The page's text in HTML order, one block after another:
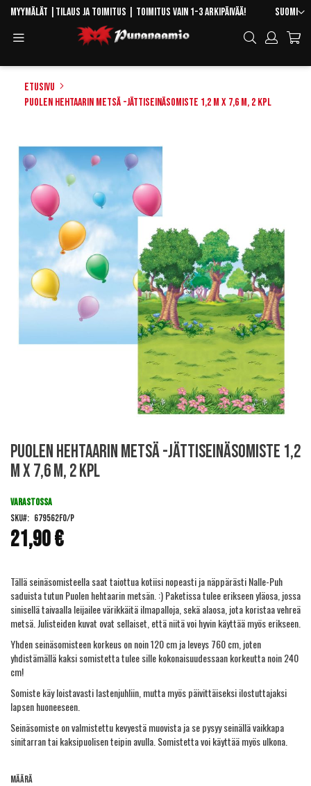
Skip
Content
Kieli
Suomi
Myymälät Tilaus ja toimitus | Toimitus vain 1-3 arkipäivää!
Hae
Etusivu
Puolen hehtaarin metsä -jättiseinäsomiste 1,2 m x 7,6 m, 2 kpl
Skip
gallery
to
the
beginning
the
images
gallery
Puolen hehtaarin metsä -jättiseinäsomiste 1,2
m x 7,6 m, 2 kpl
21,90 €
VARASTOSSA
SKU
679562FO/P
Tällä seinäsomisteella saat taiottua kotiisi nopeasti ja näppärästi Nalle-Puh
saduista tutun Puolen hehtaarin metsän. :) Paketissa tulee erikseen yläosa, jossa
sinisellä taivaalla leijailee värikkäitä ilmapalloja, sekä alaosa, jota koristaa vehreä
metsä. Julisteiden kuvat ovat sellaiset, että niitä voi hyvin käyttää myös erikseen.
Yhden seinäsomisteen korkeus on noin 120 cm ja leveys 760 cm, joten
yhdistämällä kaksi somistetta tulee sille kokonaisuudessaan korkeutta noin 240
cm!
Somiste käy loistavasti lastenjuhliin, mutta myös päivittäiseksi ilostuttajaksi
lapsen huoneeseen.
Seinäsomiste on valmistettu kevyestä muovista ja se pysyy seinällä vaikkapa
sinitarran tai kaksipuolisen teipin avulla. Somistetta voi käyttää myös ulkona.
Määrä